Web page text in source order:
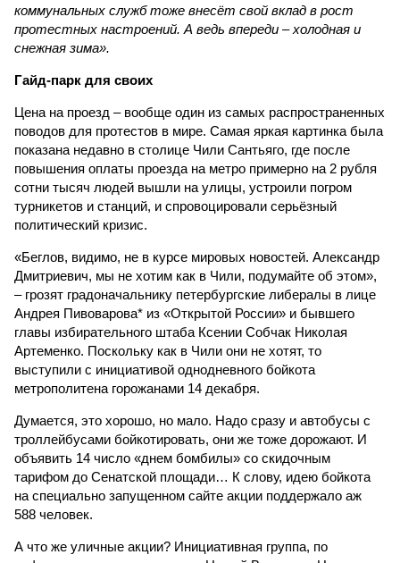
коммунальных служб тоже внесёт свой вклад в рост
протестных настроений. А ведь впереди – холодная и
снежная зима».
Гайд-парк для своих
Цена на проезд – вообще один из самых распространенных
поводов для протестов в мире. Самая яркая картинка была
показана недавно в столице Чили Сантьяго, где после
повышения оплаты проезда на метро примерно на 2 рубля
сотни тысяч людей вышли на улицы, устроили погром
турникетов и станций, и спровоцировали серьёзный
политический кризис.
«Беглов, видимо, не в курсе мировых новостей. Александр
Дмитриевич, мы не хотим как в Чили, подумайте об этом»,
– грозят градоначальнику петербургские либералы в лице
Андрея Пивоварова* из «Открытой России» и бывшего
главы избирательного штаба Ксении Собчак Николая
Артеменко. Поскольку как в Чили они не хотят, то
выступили с инициативой однодневного бойкота
метрополитена горожанами 14 декабря.
Думается, это хорошо, но мало. Надо сразу и автобусы с
троллейбусами бойкотировать, они же тоже дорожают. И
объявить 14 число «днем бомбилы» со скидочным
тарифом до Сенатской площади… К слову, идею бойкота
на специально запущенном сайте акции поддержало аж
588 человек.
А что же уличные акции? Инициативная группа, по